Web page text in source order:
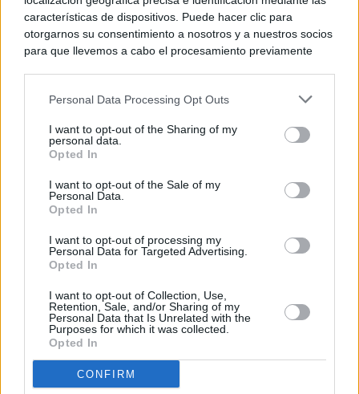
características de dispositivos. Puede hacer clic para
otorgarnos su consentimiento a nosotros y a nuestros socios
para que llevemos a cabo el procesamiento previamente
negar su consentimiento. Tenga en cuenta que algún
de su consentimiento, pero usted tiene el derecho de
rechazar tal procesamiento. Sus preferencias se aplicarán
cualquier momento entrando de nuevo en este sitio web o
visitando nuestra política de privacidad.
Personal Data Processing Opt Outs
I want to opt-out of the Sharing of my
personal data.
Opted In
I want to opt-out of the Sale of my
Personal Data.
Opted In
I want to opt-out of processing my
Personal Data for Targeted Advertising.
Opted In
I want to opt-out of Collection, Use,
Retention, Sale, and/or Sharing of my
Personal Data that Is Unrelated with the
Purposes for which it was collected.
Opted In
CONFIRM